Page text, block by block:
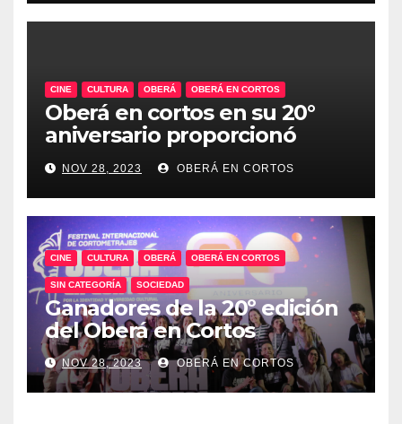
CINE CULTURA OBERÁ OBERÁ EN CORTOS
Oberá en cortos en su 20°
aniversario proporcionó
talleres audiovisuales.
NOV 28, 2023 OBERÁ EN CORTOS
CINE CULTURA OBERÁ OBERÁ EN CORTOS
SIN CATEGORÍA SOCIEDAD
Ganadores de la 20º edición
del Oberá en Cortos
NOV 28, 2023 OBERÁ EN CORTOS